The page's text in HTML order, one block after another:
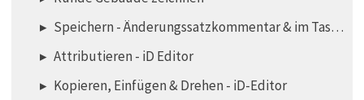
Speichern - Änderungssatzkommentar & im Task Manager ein Auswahlfeld beenden - iD editor
Attributieren - iD Editor
Kopieren, Einfügen & Drehen - iD-Editor